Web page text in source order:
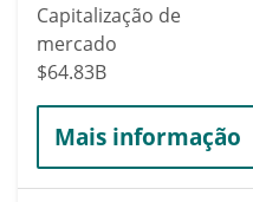
Capitalização de
mercado
$64.83B
Mais informação